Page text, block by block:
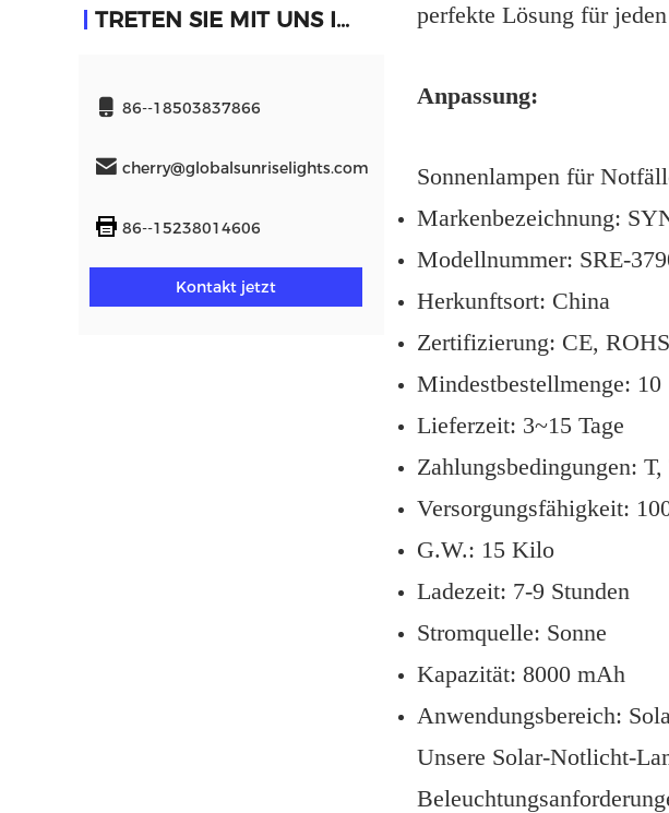
TRETEN SIE MIT UNS IN VERBINDUNG
86--18503837866
cherry@globalsunriselights.com
86--15238014606
Kontakt jetzt
perfekte Lösung für
Anpassung:
Sonnenlampen für
Markenbezeichnung:
Modellnummer: SRE-
Herkunftsort: China
Zertifizierung: CE, ROHS
Mindestbestellmenge: 10
Lieferzeit: 3~15 Tage
Zahlungsbedingungen:
Versorgungsfähigkeit:
G.W.: 15 Kilo
Ladezeit: 7-9 Stunden
Stromquelle: Sonne
Kapazität: 8000 mAh
Anwendungsbereich:
Unsere Solar-Notlicht-